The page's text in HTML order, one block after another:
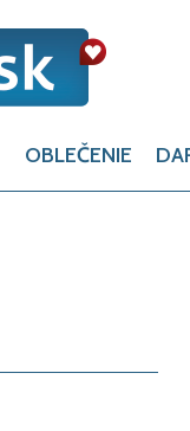
OBLEČENIE